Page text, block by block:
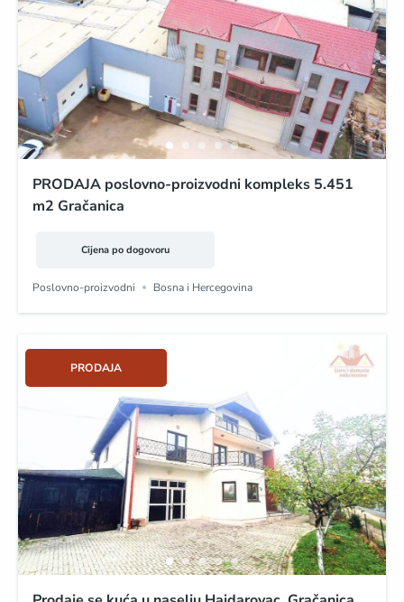
PRODAJA poslovno-proizvodni kompleks 5.451
m2 Gračanica
Cijena po dogovoru
Poslovno-proizvodni Bosna i Hercegovina
PRODAJA